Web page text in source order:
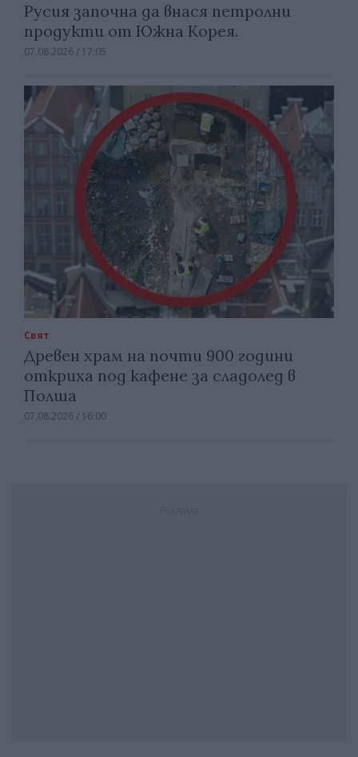
Русия започна да внася петролни
продукти от Южна Корея.
07.08.2026 / 17:05
Свят
Древен храм на почти 900 години
откриха под кафене за сладолед в
Полша
07.08.2026 / 16:00